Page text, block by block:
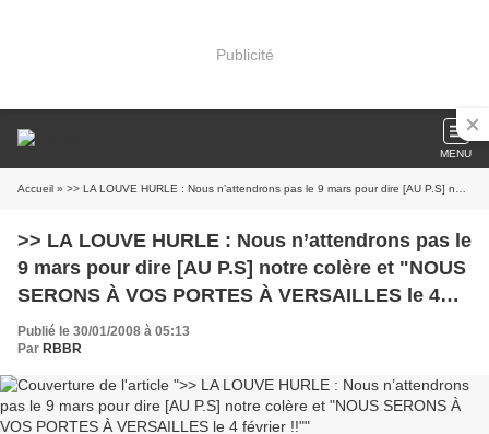
Publicité
MENU
Accueil » >> LA LOUVE HURLE : Nous n’attendrons pas le 9 mars pour dire [AU P.S] notre colère et "NOUS SERONS À VOS PORTES À VERSAILLES le 4 février !!"
>> LA LOUVE HURLE : Nous n’attendrons pas le
9 mars pour dire [AU P.S] notre colère et "NOUS
SERONS À VOS PORTES À VERSAILLES le 4
février !!"
Publié le 30/01/2008 à 05:13
Par RBBR